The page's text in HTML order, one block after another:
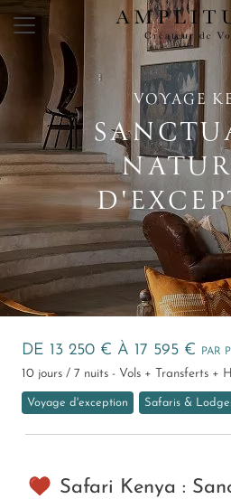
×
VOYAGE
DE 13 250 € À 17 595 € PAR
10 jours / 7 nuits - Vols + Transferts +
Voyage d'exception Safaris &
Safari Kenya :